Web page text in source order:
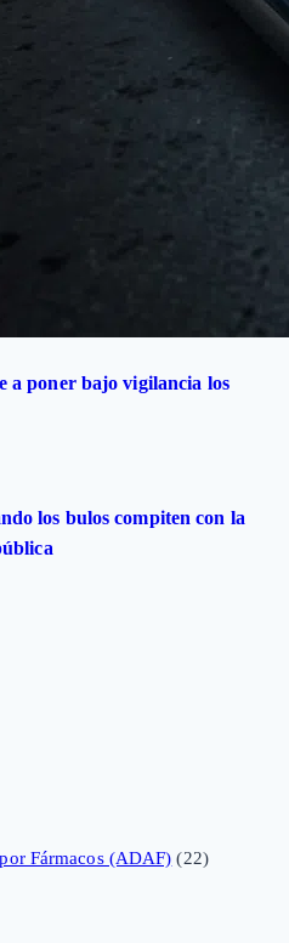
a poner bajo vigilancia los
los bulos compiten con la
Fármacos (ADAF) (22)